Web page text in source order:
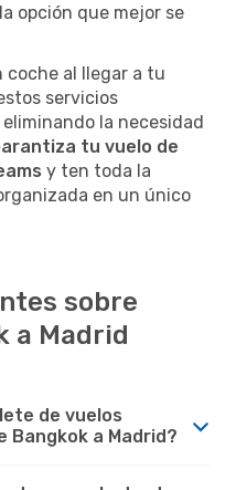
opción que mejor se
coche al llegar a tu
servicios
la necesidad
tu vuelo de
y ten toda la
en un único
sobre
a Madrid
de vuelos
Bangkok a Madrid?